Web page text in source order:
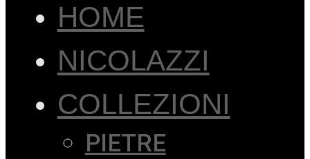
HOME
NICOLAZZI
COLLEZIONI
PIETRE